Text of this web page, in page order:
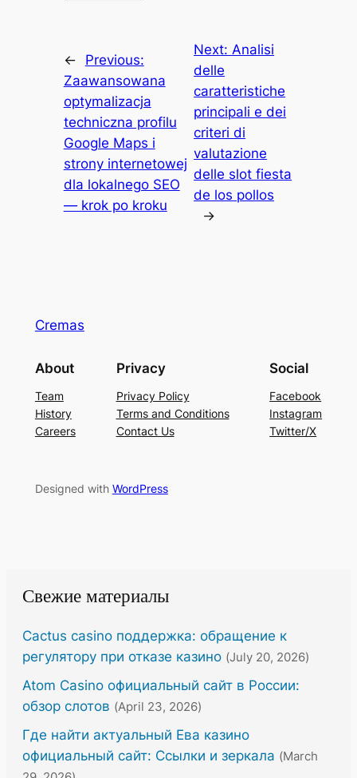
←
Previous:
Zaawansowana
optymalizacja
techniczna profilu
Google Maps i
strony internetowej
dla lokalnego SEO
— krok po kroku
Next:Analisi
delle
caratteristiche
principali e dei
criteri di
valutazione
delle slot fiesta
de los pollos
→
Cremas
About
Team
History
Careers
Privacy
Privacy Policy
Terms and Conditions
Contact Us
Social
Facebook
Instagram
Twitter/X
Designed with WordPress
Свежие материалы
Cactus casino поддержка: обращение к
регулятору при отказе казино (July 20, 2026)
Atom Casino официальный сайт в России:
обзор слотов (April 23, 2026)
Где найти актуальный Ева казино
официальный сайт: Ссылки и зеркала (March